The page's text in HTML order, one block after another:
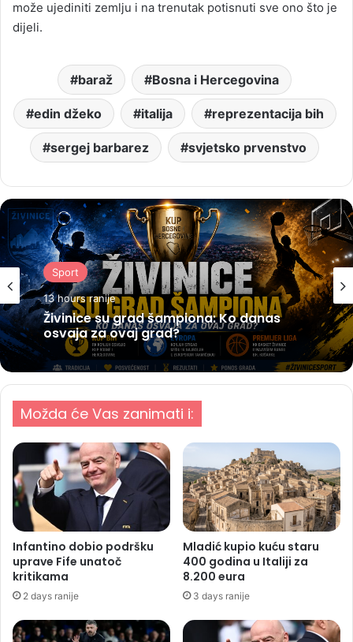
može ujediniti zemlju i na trenutak potisnuti sve ono što je
dijeli.
baraž Bosna i Hercegovina
edin džeko italija reprezentacija bih
sergej barbarez svjetsko prvenstvo
Sport
13 hours ranije
Živinice su grad šampiona: Ko danas
osvaja za ovaj grad?
Možda će Vas zanimati i:
Infantino dobio podršku
uprave Fife unatoč
kritikama
2 days ranije
Mladić kupio kuću staru
400 godina u Italiji za
8.200 eura
3 days ranije